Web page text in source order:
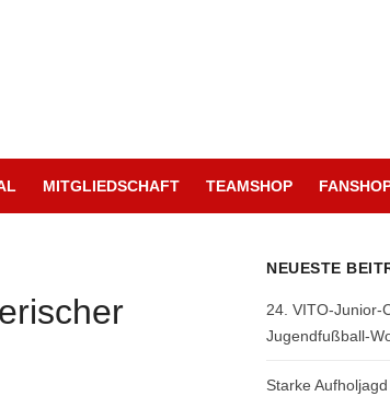
MITGLIEDSCHAFT TEAMSHOP
NEUESTE
24. VITO-Junior-
Jugendfußball-
Starke